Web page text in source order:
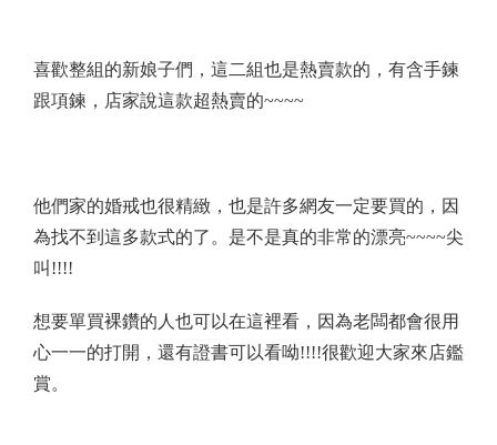
喜歡整組的新娘子們，這二組也是熱賣款的，有含手鍊
跟項鍊，店家說這款超熱賣的~~~~
他們家的婚戒也很精緻，也是許多網友一定要買的，因
為找不到這多款式的了。是不是真的非常的漂亮~~~~尖
叫 !!!!
想要單買裸鑽的人也可以在這裡看，因為老闆都會很用
心一一的打開，還有證書可以看呦!!!!很歡迎大家來店鑑
賞。